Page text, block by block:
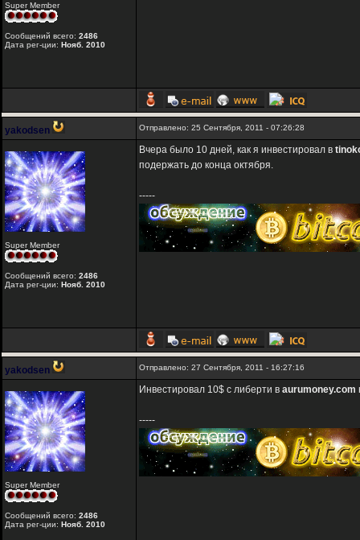
Super Member
Сообщений всего: 2486
Дата рег-ции: Нояб. 2010
yakodsen Отправлено: 25 Сентября, 2011 - 07:26:28
Super Member
Сообщений всего: 2486
Дата рег-ции: Нояб. 2010
Вчера было 10 дней, как я инвестировал в
подержать до конца октября.
-----
yakodsen Отправлено: 27 Сентября, 2011 - 16:27:16
Super Member
Сообщений всего: 2486
Дата рег-ции: Нояб. 2010
Инвестировал 10$ с либерти в aurumoney.com
-----